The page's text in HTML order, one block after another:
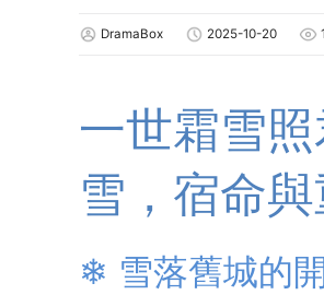
DramaBox 2025-10-20
一世霜雪
雪，宿命
❄ 雪落舊城的